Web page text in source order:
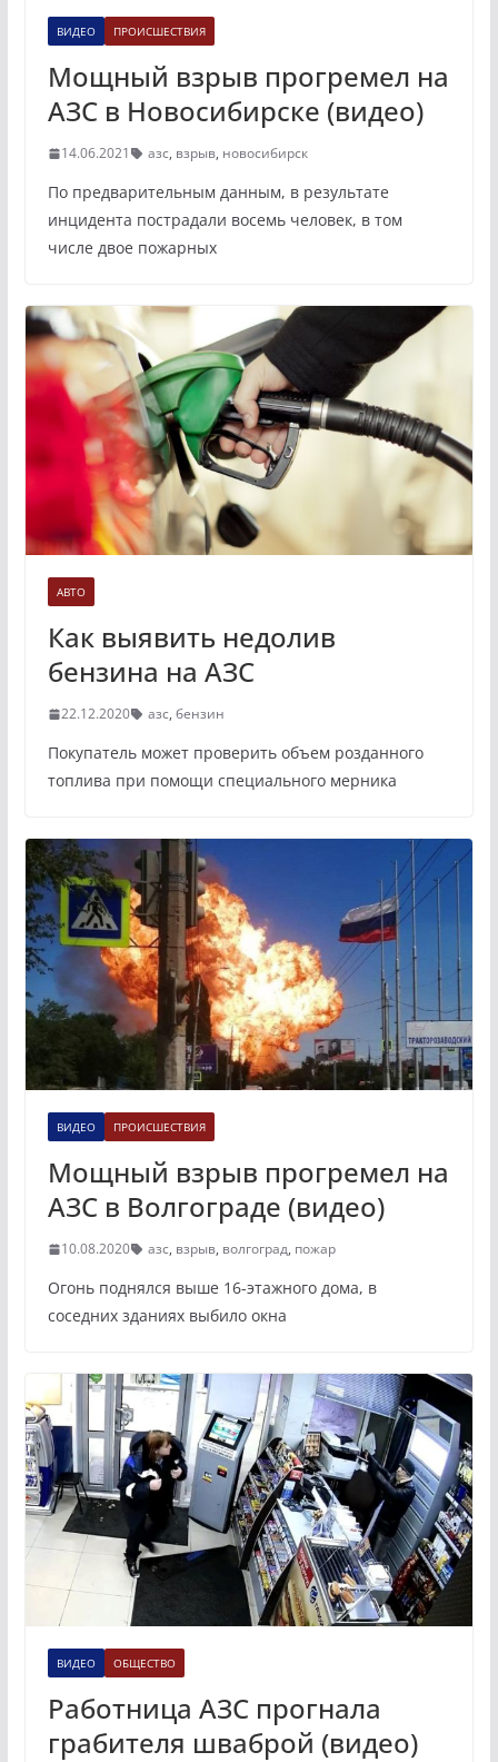
ВИДЕО ПРОИСШЕСТВИЯ
Мощный взрыв прогремел на
АЗС в Новосибирске (видео)
14.06.2021 азс, взрыв, новосибирск
По предварительным данным, в результате
инцидента пострадали восемь человек, в том
числе двое пожарных
АВТО
Как выявить недолив
бензина на АЗС
22.12.2020 азс, бензин
Покупатель может проверить объем розданного
топлива при помощи специального мерника
ВИДЕО ПРОИСШЕСТВИЯ
Мощный взрыв прогремел на
АЗС в Волгограде (видео)
10.08.2020 азс, взрыв, волгоград, пожар
Огонь поднялся выше 16-этажного дома, в
соседних зданиях выбило окна
ВИДЕО ОБЩЕСТВО
Работница АЗС прогнала
грабителя шваброй (видео)